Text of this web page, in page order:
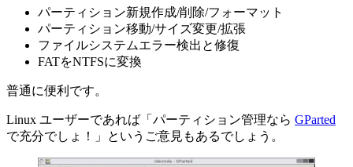
パーティション新規作成/削除/フォーマット
パーティション移動/サイズ変更/拡張
ファイルシステムエラー検出と修復
FATをNTFSに変換
普通に便利です。
Linux ユーザーであれば「パーティション管理なら GParted
で充分でしょ！」というご意見もあるでしょう。